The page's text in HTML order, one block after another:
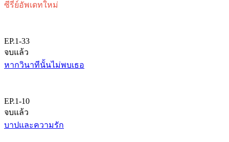
ซีรี่ย์อัพเดทใหม่
EP.1-33
จบแล้ว
หากวินาทีนั้นไม่พบเธอ
EP.1-10
จบแล้ว
บาปและความรัก